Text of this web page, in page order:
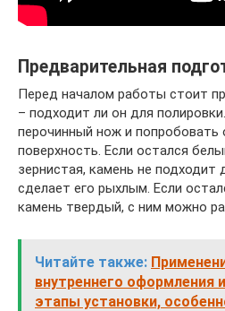
Предварительная
Перед началом работы стоит
– подходит ли он для
перочинный нож и попробовать
поверхность. Если остался
зернистая, камень не подходит
сделает его рыхлым. Если
камень твердый, с ним можно
Читайте также:
внутреннего оформления
этапы установки,